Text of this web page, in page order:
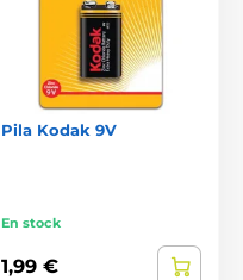
Pila Kodak 9V
En stock
1,99 €